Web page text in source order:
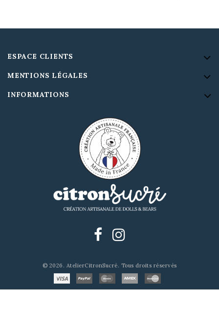
ESPACE CLIENTS
MENTIONS LÉGALES
INFORMATIONS
© 2026. AtelierCitronSucré. Tous droits réservés